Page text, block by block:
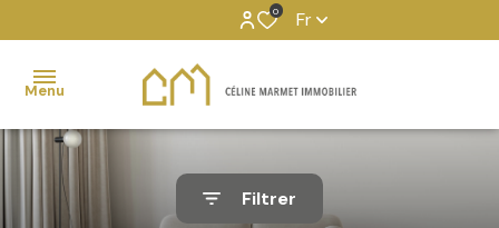
0 Fr
Menu
Transaction
Location
Filtrer